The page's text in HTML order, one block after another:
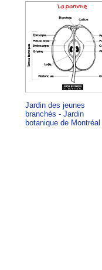
Jardin des jeunes
branchés - Jardin
botanique de Montréal